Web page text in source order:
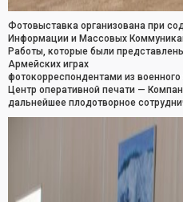
Фотовыставка организована при
Информации и Массовых
Работы, которые были
Армейских играх
фотокорреспондентами из военного
Центр оперативной печати —
дальнейшее плодотворное